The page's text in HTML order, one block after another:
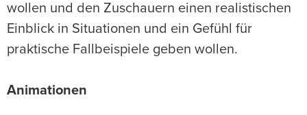
wollen und den Zuschauern einen realistischen
Einblick in Situationen und ein Gefühl für
praktische Fallbeispiele geben wollen.
Animationen